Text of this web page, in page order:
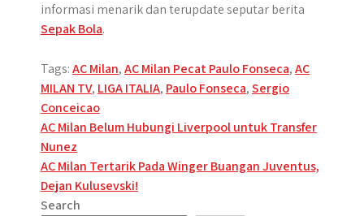
informasi menarik dan terupdate seputar berita
Sepak Bola.
Tags:AC Milan,AC Milan Pecat Paulo Fonseca,AC
MILAN TV, LIGA ITALIA, Paulo Fonseca,Sergio
Conceicao
Post
navigation
AC Milan Belum Hubungi Liverpool untuk Transfer
Nunez
AC Milan Tertarik Pada Winger Buangan Juventus,
Dejan Kulusevski!
Search